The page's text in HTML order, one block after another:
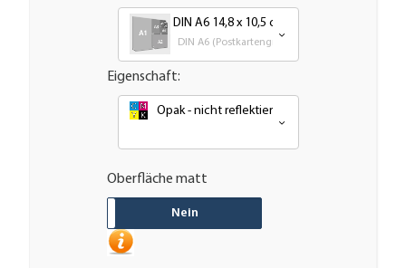
DIN A6 14,8 x 10,5 cm
DIN A6 (Postkartengröße)
Eigenschaft:
Opak - nicht reflektierend oder
Oberfläche matt
Nein